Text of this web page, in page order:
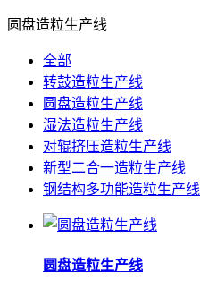
圆盘造粒生产线
全部
转鼓造粒生产线
圆盘造粒生产线
湿法造粒生产线
对辊挤压造粒生产线
新型二合一造粒生产线
钢结构多功能造粒生产线
圆盘造粒生产线